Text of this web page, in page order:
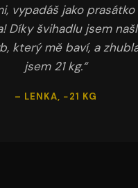
vypadáš jako prasátko
Díky švihadlu jsem
který mě baví, a
jsem 21 kg.“
– LENKA, −21 KG